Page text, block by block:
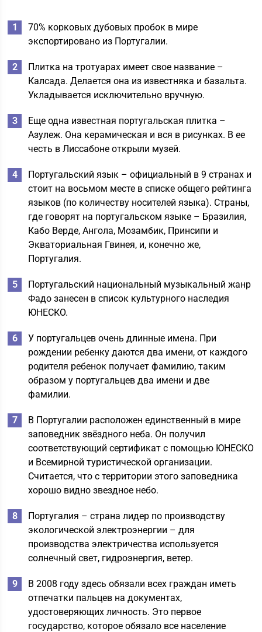
70% корковых дубовых пробок в мире
экспортировано из Португалии.
Плитка на тротуарах имеет свое название –
Калсада. Делается она из известняка и базальта.
Укладывается исключительно вручную.
Еще одна известная португальская плитка –
Азулеж. Она керамическая и вся в рисунках. В ее
честь в Лиссабоне открыли музей.
Португальский язык – официальный в 9 странах и
стоит на восьмом месте в списке общего рейтинга
языков (по количеству носителей языка). Страны,
где говорят на португальском языке – Бразилия,
Кабо Верде, Ангола, Мозамбик, Принсипи и
Экваториальная Гвинея, и, конечно же,
Португалия.
Португальский национальный музыкальный жанр
Фадо занесен в список культурного наследия
ЮНЕСКО.
У португальцев очень длинные имена. При
рождении ребенку даются два имени, от каждого
родителя ребенок получает фамилию, таким
образом у португальцев два имени и две
фамилии.
В Португалии расположен единственный в мире
заповедник звёздного неба. Он получил
соответствующий сертификат с помощью ЮНЕСКО
и Всемирной туристической организации.
Считается, что с территории этого заповедника
хорошо видно звездное небо.
Португалия – страна лидер по производству
экологической электроэнергии – для
производства электричества используется
солнечный свет, гидроэнергия, ветер.
В 2008 году здесь обязали всех граждан иметь
отпечатки пальцев на документах,
удостоверяющих личность. Это первое
государство, которое обязало все население